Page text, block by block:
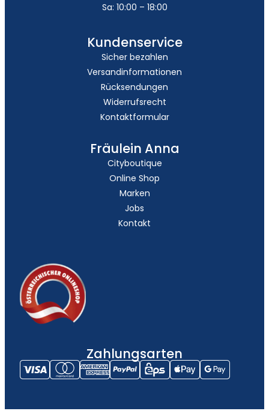
Sa: 10:00 – 18:00
Kundenservice
Sicher bezahlen
Versandinformationen
Rücksendungen
Widerrufsrecht
Kontaktformular
Fräulein Anna
Cityboutique
Online Shop
Marken
Jobs
Kontakt
Zahlungsarten